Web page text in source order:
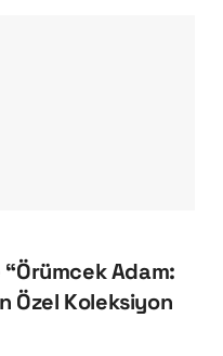
Adam:
Özel Koleksiyon